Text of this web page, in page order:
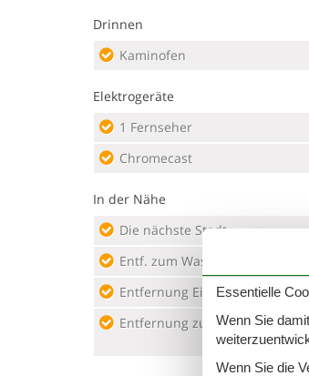
Drinnen
Kaminofen
Elektrogeräte
1 Fernseher
Chromecast
In der Nähe
Die nächste Stadt
Entf. zum Wasser/Baden
Entfernung Einkauf
Entfernung zu
Essentielle
Wenn Sie
Wenn Sie die